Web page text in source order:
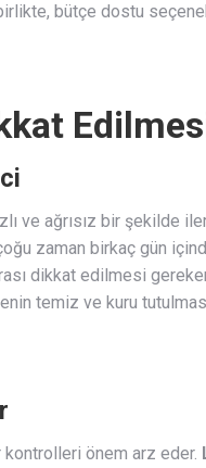
bütçe dostu
ve ağrısız bir şekilde
zaman birkaç gün
dikkat edilmesi
temiz ve kuru
önem arz eder.